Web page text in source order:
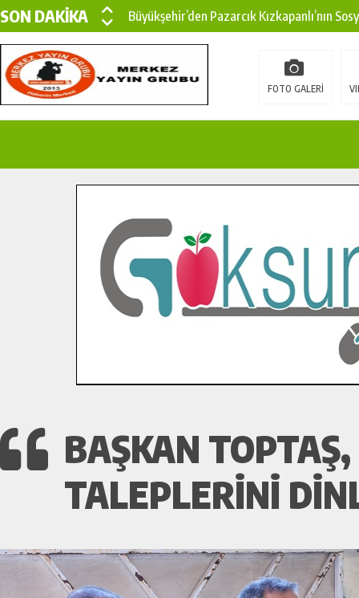
SON DAKİKA
Büyükşehir’den Pazarcık Kızkapanlı’nın
Büyükşehir’den Pazarcık Kırsalına Modern
Çin’den KSÜ’ye Uluslararası Başarı:
İlçe Jandarma Komutanı Karakaya’dan
Bertiz’in Yeni Köprüsünde Sona Doğru.
FOTO GALERİ
BAŞKAN
TALEPLERINI